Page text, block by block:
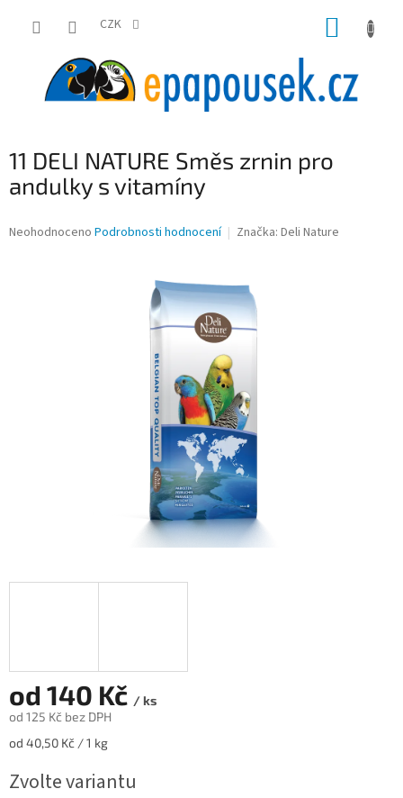
CZK
11 DELI NATURE Směs zrnin pro
andulky s vitamíny
Průměrné
Neohodnoceno Podrobnosti hodnocení Značka: Deli Nature
od 140 Kč / ks
od 125 Kč bez DPH
Měrná
od 40,50 Kč / 1 kg
Zvolte variantu